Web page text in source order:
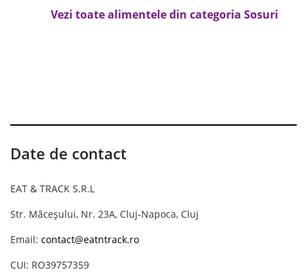
Vezi toate alimentele din categoria Sosuri
Date de contact
EAT & TRACK S.R.L
Str. Măceșului, Nr. 23A, Cluj-Napoca, Cluj
Email: contact@eatntrack.ro
CUI: RO39757359